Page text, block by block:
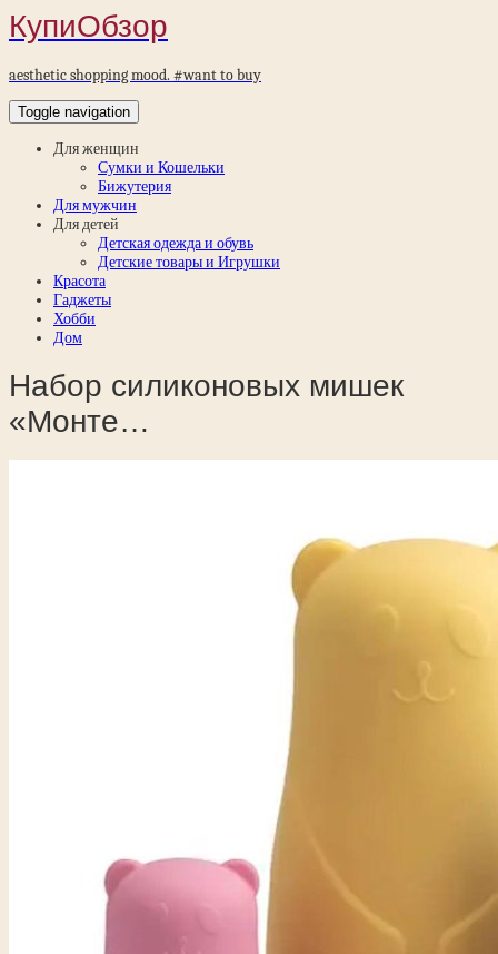
КупиОбзор
aesthetic shopping mood. #want to buy
Toggle navigation
Для женщин
Сумки и Кошельки
Бижутерия
Для мужчин
Для детей
Детская одежда и обувь
Детские товары и Игрушки
Красота
Гаджеты
Хобби
Дом
Набор силиконовых мишек
«Монте…